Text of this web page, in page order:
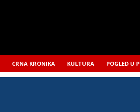
CRNA KRONIKA KULTURA POGLED U